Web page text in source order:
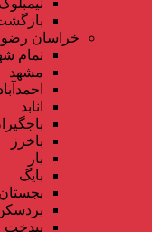
خراسان
تمام
مشهد
انابد
باخرز
بار
بایگ
بجستان
بیدخت